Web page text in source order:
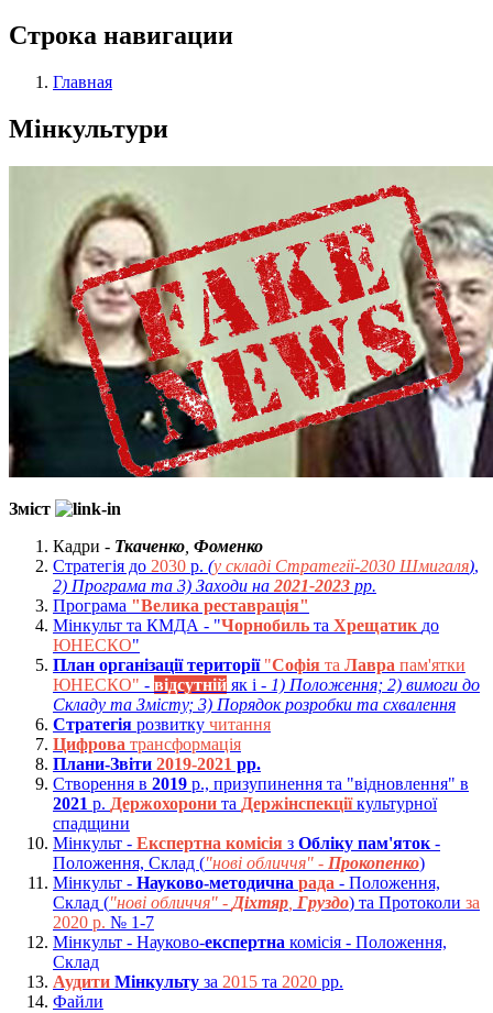
Строка навигации
Главная
Мінкультури
Зміст
Кадри - Ткаченко Фоменко
Стратегія до 2030 р. (у складі Стратегії-2030 Шмигаля),
2) Програма та 3) Заходи на 2021-2023 рр.
Програма "Велика реставрація"
Мінкульт та КМДА - "Чорнобиль та Хрещатик до
ЮНЕСКО"
План організації території "Софія та Лавра пам'ятки
ЮНЕСКО" - відсутній як і - 1) Положення; 2) вимоги до
Складу та Змісту; 3) Порядок розробки та схвалення
Стратегія розвитку читання
Цифрова трансформація
Плани-Звіти 2019-2021 рр.
Створення в 2019 р., призупинення та "відновлення" в
2021 р. Держохорони та Держінспекціїкультурної
спадщини
Мінкульт - Експертна комісія з Обліку пам'яток -
Положення, Склад ("нові обличчя" - Прокопенко)
Мінкульт - Науково-методична рада - Положення,
Склад ("нові обличчя" - Діхтяр Груздо) та Протоколи за
2020 р. № 1-7
Мінкульт - Науково-експертна комісія - Положення,
Склад
Аудити Мінкульту за 2015 та 2020 рр.
Файли